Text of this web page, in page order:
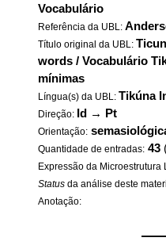
Vocabulário
Referência da UBL:
Título original da UBL:
words / Vocabulário
mínimas
Língua(s) da UBL: Tikúna
Direção: Id → Pt
Orientação:
Quantidade de entradas: 43
Expressão da Microestrutura
Status da análise deste
Anotação: